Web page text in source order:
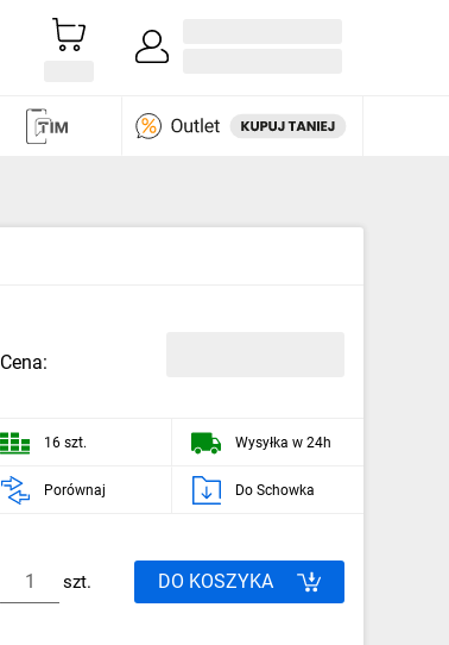
Cena:
16 szt. Wysyłka w 24h
Porównaj Do Schowka
szt. DO KOSZYKA